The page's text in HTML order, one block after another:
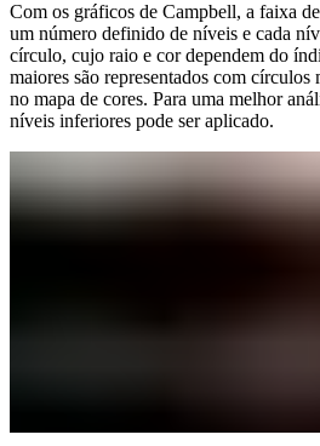
Com os gráficos de Campbell, a faixa
um número definido de níveis e cada
círculo, cujo raio e cor dependem do
maiores são representados com círculos
no mapa de cores. Para uma melhor
níveis inferiores pode ser aplicado.